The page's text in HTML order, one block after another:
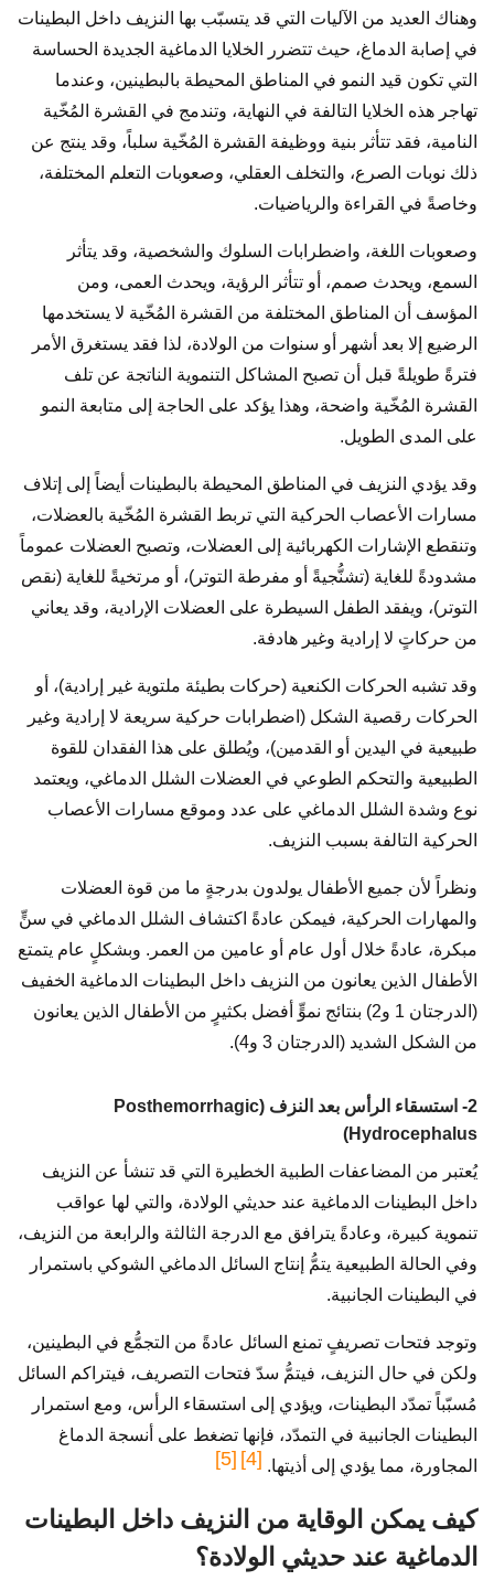
وهناك العديد من الآليات التي قد يتسبّب بها النزيف داخل البطينات
في إصابة الدماغ، حيث تتضرر الخلايا الدماغية الجديدة الحساسة
التي تكون قيد النمو في المناطق المحيطة بالبطينين، وعندما
تهاجر هذه الخلايا التالفة في النهاية، وتندمج في القشرة المُخّية
النامية، فقد تتأثر بنية ووظيفة القشرة المُخّية سلباً، وقد ينتج عن
ذلك نوبات الصرع، والتخلف العقلي، وصعوبات التعلم المختلفة،
وخاصةً في القراءة والرياضيات.
وصعوبات اللغة، واضطرابات السلوك والشخصية، وقد يتأثر
السمع، ويحدث صمم، أو تتأثر الرؤية، ويحدث العمى، ومن
المؤسف أن المناطق المختلفة من القشرة المُخّية لا يستخدمها
الرضيع إلا بعد أشهر أو سنوات من الولادة، لذا فقد يستغرق الأمر
فترةً طويلةً قبل أن تصبح المشاكل التنموية الناتجة عن تلف
القشرة المُخّية واضحة، وهذا يؤكد على الحاجة إلى متابعة النمو
على المدى الطويل.
وقد يؤدي النزيف في المناطق المحيطة بالبطينات أيضاً إلى إتلاف
مسارات الأعصاب الحركية التي تربط القشرة المُخّية بالعضلات،
وتنقطع الإشارات الكهربائية إلى العضلات، وتصبح العضلات عموماً
مشدودةً للغاية (تشنُّجيةً أو مفرطة التوتر)، أو مرتخيةً للغاية (نقص
التوتر)، ويفقد الطفل السيطرة على العضلات الإرادية، وقد يعاني
من حركاتٍ لا إرادية وغير هادفة.
وقد تشبه الحركات الكنعية (حركات بطيئة ملتوية غير إرادية)، أو
الحركات رقصية الشكل (اضطرابات حركية سريعة لا إرادية وغير
طبيعية في اليدين أو القدمين)، ويُطلق على هذا الفقدان للقوة
الطبيعية والتحكم الطوعي في العضلات الشلل الدماغي، ويعتمد
نوع وشدة الشلل الدماغي على عدد وموقع مسارات الأعصاب
الحركية التالفة بسبب النزيف.
ونظراً لأن جميع الأطفال يولدون بدرجةٍ ما من قوة العضلات
والمهارات الحركية، فيمكن عادةً اكتشاف الشلل الدماغي في سنٍّ
مبكرة، عادةً خلال أول عام أو عامين من العمر. وبشكلٍ عام يتمتع
الأطفال الذين يعانون من النزيف داخل البطينات الدماغية الخفيف
(الدرجتان 1 و2) بنتائج نموٍّ أفضل بكثيرٍ من الأطفال الذين يعانون
من الشكل الشديد (الدرجتان 3 و4).
2- استسقاء الرأس بعد النزف (Posthemorrhagic
Hydrocephalus)
يُعتبر من المضاعفات الطبية الخطيرة التي قد تنشأ عن النزيف
داخل البطينات الدماغية عند حديثي الولادة، والتي لها عواقب
تنموية كبيرة، وعادةً يترافق مع الدرجة الثالثة والرابعة من النزيف،
وفي الحالة الطبيعية يتمُّ إنتاج السائل الدماغي الشوكي باستمرار
في البطينات الجانبية.
وتوجد فتحات تصريفٍ تمنع السائل عادةً من التجمُّع في البطينين،
ولكن في حال النزيف، فيتمُّ سدّ فتحات التصريف، فيتراكم السائل
مُسبّباً تمدّد البطينات، ويؤدي إلى استسقاء الرأس، ومع استمرار
البطينات الجانبية في التمدّد، فإنها تضغط على أنسجة الدماغ
المجاورة، مما يؤدي إلى أذيتها. [4]
[5]
كيف يمكن الوقاية من النزيف داخل البطينات
الدماغية عند حديثي الولادة؟